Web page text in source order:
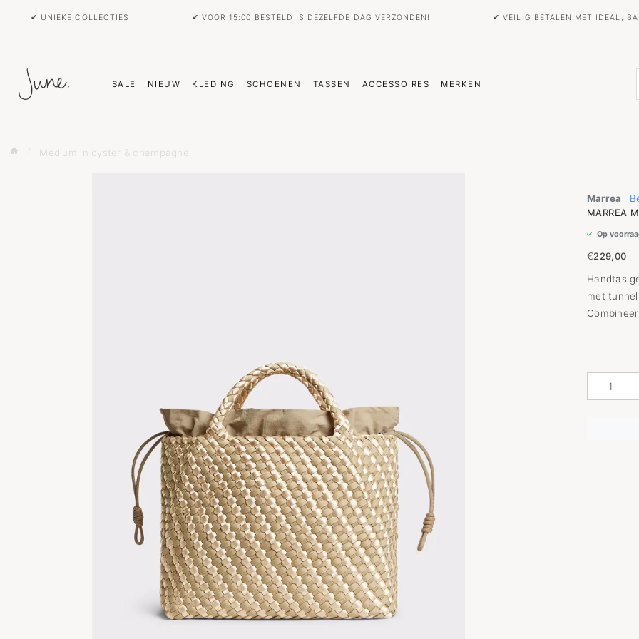
✔ UNIEKE COLLECTIES ✔ VOOR 15:00 BESTELD IS DEZELFDE DAG VERZONDEN! ✔ VEILIG BETALEN MET IDEAL,
SALE NIEUW KLEDING SCHOENEN TASSEN ACCESSOIRES MERKEN
Medium in oyster & champagne
Marrea
MARREA
Op
€229,00
Handtas
met